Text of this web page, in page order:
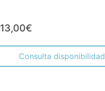
13,00€
Consulta disponibilidad